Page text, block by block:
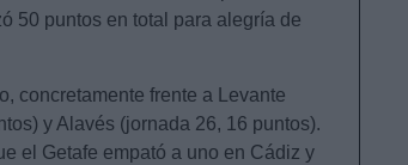
50 puntos en total para alegría de
concretamente frente a Levante
y Alavés (jornada 26, 16 puntos).
el Getafe empató a uno en Cádiz y